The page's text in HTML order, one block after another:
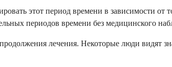
этот период времени в зависимости от
периодов времени без медицинского
лечения. Некоторые люди видят